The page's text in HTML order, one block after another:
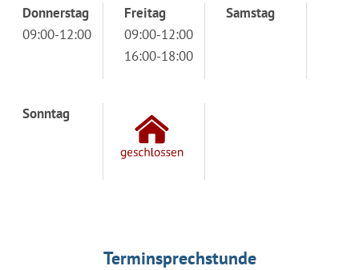
Donnerstag
09:00-12:00
Freitag
09:00-12:00
16:00-18:00
Samstag
Sonntag
Terminsprechstunde